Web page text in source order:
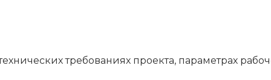
требованиях проекта, параметрах